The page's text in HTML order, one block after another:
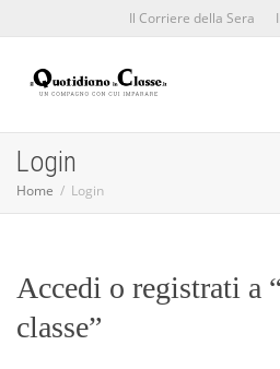
Il Corriere della Sera
Login
Home Login
Accedi o registrati a
classe”